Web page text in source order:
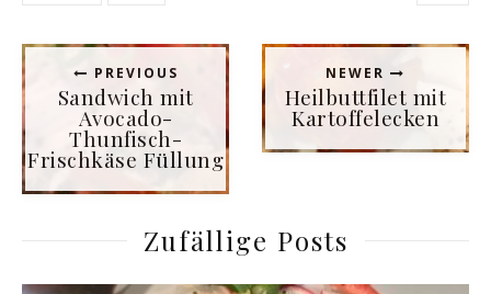
PREVIOUS
Sandwich mit
Avocado-
Thunfisch-
Frischkäse Füllung
NEWER
Heilbuttfilet mit
Kartoffelecken
Zufällige Posts